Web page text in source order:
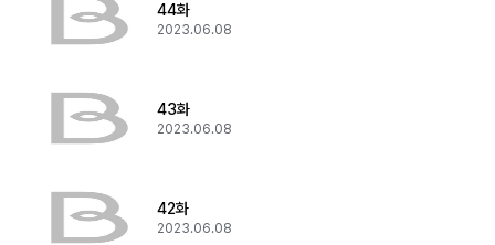
44화
2023.06.08
43화
2023.06.08
42화
2023.06.08